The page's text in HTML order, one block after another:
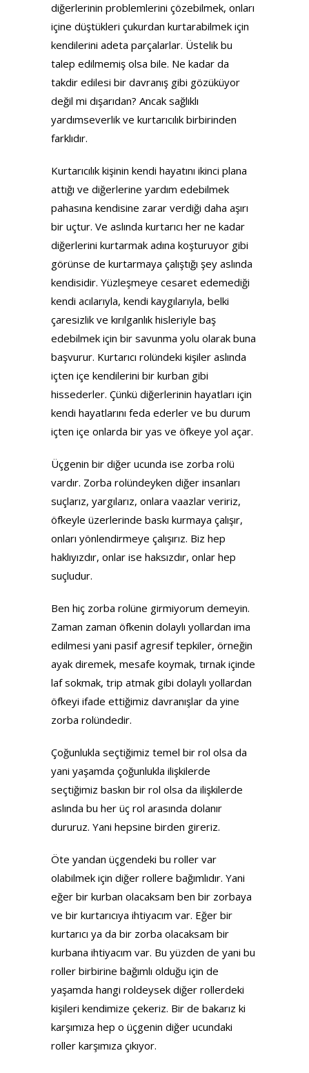
diğerlerinin problemlerini çözebilmek, onları
içine düştükleri çukurdan kurtarabilmek için
kendilerini adeta parçalarlar. Üstelik bu
talep edilmemiş olsa bile. Ne kadar da
takdir edilesi bir davranış gibi gözüküyor
değil mi dışarıdan? Ancak sağlıklı
yardımseverlik ve kurtarıcılık birbirinden
farklıdır.
Kurtarıcılık kişinin kendi hayatını ikinci plana
attığı ve diğerlerine yardım edebilmek
pahasına kendisine zarar verdiği daha aşırı
bir uçtur. Ve aslında kurtarıcı her ne kadar
diğerlerini kurtarmak adına koşturuyor gibi
görünse de kurtarmaya çalıştığı şey aslında
kendisidir. Yüzleşmeye cesaret edemediği
kendi acılarıyla, kendi kaygılarıyla, belki
çaresizlik ve kırılganlık hisleriyle baş
edebilmek için bir savunma yolu olarak buna
başvurur. Kurtarıcı rolündeki kişiler aslında
içten içe kendilerini bir kurban gibi
hissederler. Çünkü diğerlerinin hayatları için
kendi hayatlarını feda ederler ve bu durum
içten içe onlarda bir yas ve öfkeye yol açar.
Üçgenin bir diğer ucunda ise zorba rolü
vardır. Zorba rolündeyken diğer insanları
suçlarız, yargılarız, onlara vaazlar veririz,
öfkeyle üzerlerinde baskı kurmaya çalışır,
onları yönlendirmeye çalışırız. Biz hep
haklıyızdır, onlar ise haksızdır, onlar hep
suçludur.
Ben hiç zorba rolüne girmiyorum demeyin.
Zaman zaman öfkenin dolaylı yollardan ima
edilmesi yani pasif agresif tepkiler, örneğin
ayak diremek, mesafe koymak, tırnak içinde
laf sokmak, trip atmak gibi dolaylı yollardan
öfkeyi ifade ettiğimiz davranışlar da yine
zorba rolündedir.
Çoğunlukla seçtiğimiz temel bir rol olsa da
yani yaşamda çoğunlukla ilişkilerde
seçtiğimiz baskın bir rol olsa da ilişkilerde
aslında bu her üç rol arasında dolanır
dururuz. Yani hepsine birden gireriz.
Öte yandan üçgendeki bu roller var
olabilmek için diğer rollere bağımlıdır. Yani
eğer bir kurban olacaksam ben bir zorbaya
ve bir kurtarıcıya ihtiyacım var. Eğer bir
kurtarıcı ya da bir zorba olacaksam bir
kurbana ihtiyacım var. Bu yüzden de yani bu
roller birbirine bağımlı olduğu için de
yaşamda hangi roldeysek diğer rollerdeki
kişileri kendimize çekeriz. Bir de bakarız ki
karşımıza hep o üçgenin diğer ucundaki
roller karşımıza çıkıyor.